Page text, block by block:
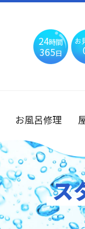
24時間
365日
お
お風呂修理
ス